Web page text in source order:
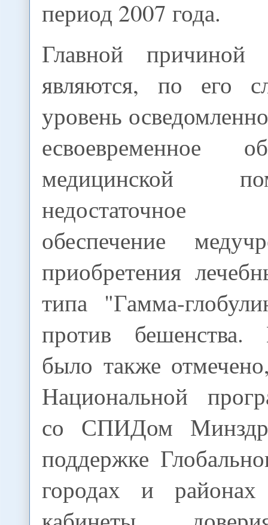
период 2007 года.
Главной причиной
являются, по его
уровень
есвоевременное
медицинской
недостаточное
обеспечение
приобретения
типа "Гамма-
против бешенства.
было также
Национальной
со СПИДом
поддержке
городах и районах